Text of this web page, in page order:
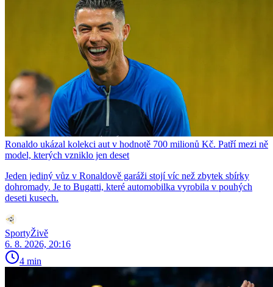
Ronaldo ukázal kolekci aut v hodnotě 700 milionů Kč. Patří mezi ně
model, kterých vzniklo jen deset
Jeden jediný vůz v Ronaldově garáži stojí víc než zbytek sbírky
dohromady. Je to Bugatti, které automobilka vyrobila v pouhých
deseti kusech.
SportyŽivě
6. 8. 2026, 20:16
4 min